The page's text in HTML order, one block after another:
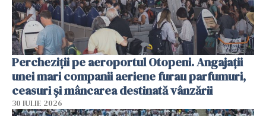
Percheziții pe aeroportul Otopeni. Angajații
unei mari companii aeriene furau parfumuri,
ceasuri și mâncarea destinată vânzării
30 IULIE 2026